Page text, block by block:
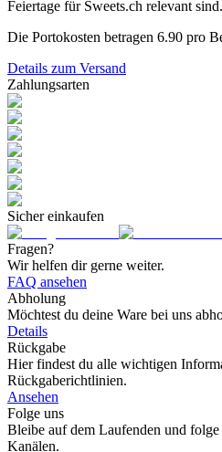
Feiertage für Sweets.ch relevant sind.
Die Portokosten betragen 6.90 pro
Details zum Versand
Zahlungsarten
Sicher einkaufen
Fragen?
Wir helfen dir gerne weiter.
FAQ ansehen
Abholung
Möchtest du deine Ware bei uns
Details
Rückgabe
Hier findest du alle wichtigen
Rückgaberichtlinien.
Ansehen
Folge uns
Bleibe auf dem Laufenden und
Kanälen.